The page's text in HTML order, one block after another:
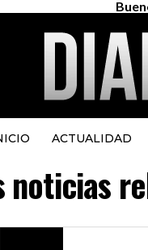
ACTUALIDAD
noticias